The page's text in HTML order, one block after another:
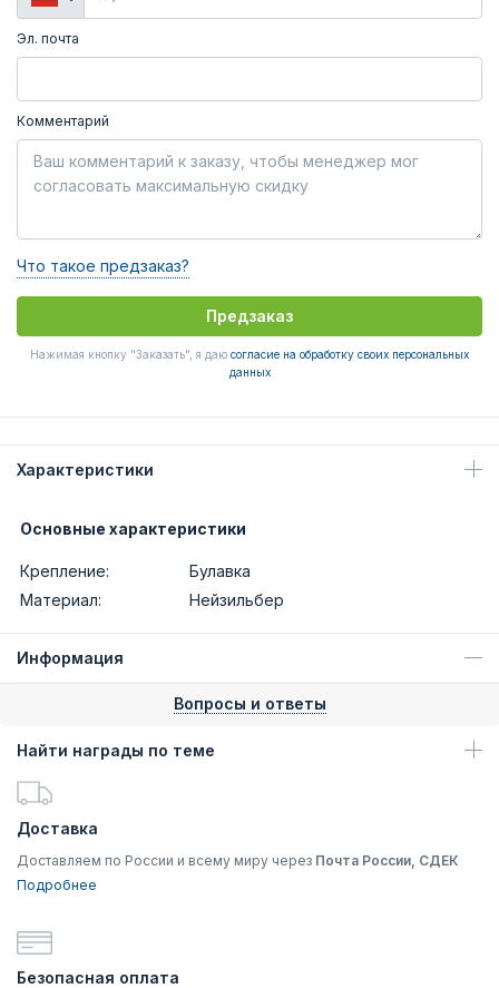
Эл. почта
Комментарий
Что такое предзаказ?
Предзаказ
Нажимая кнопку "Заказать", я даю согласие на обработку своих персональных
данных
Характеристики
Основные характеристики
Крепление:
Булавка
Материал:
Нейзильбер
Информация
Вопросы и ответы
Найти награды по теме
Доставка
Доставляем по России и всему миру через Почта России, СДЕК
Подробнее
Безопасная оплата